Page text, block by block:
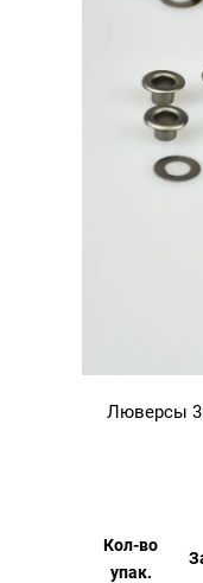
Люверсы
Кол-во
упак.